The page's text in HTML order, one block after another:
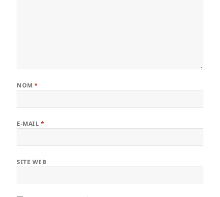
NOM*
E-MAIL *
SITE WEB